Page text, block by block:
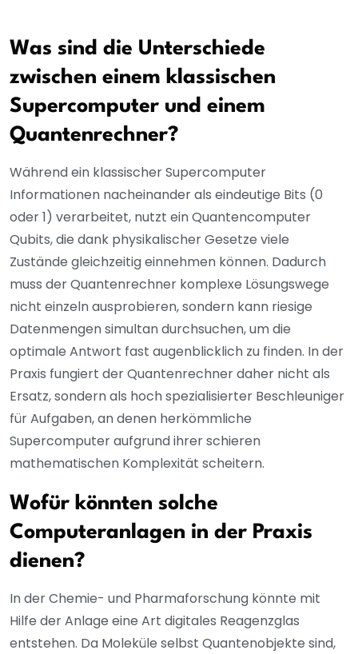
Was sind die Unterschiede
zwischen einem klassischen
Supercomputer und einem
Quantenrechner?
Während ein klassischer Supercomputer
Informationen nacheinander als eindeutige Bits (0
oder 1) verarbeitet, nutzt ein Quantencomputer
Qubits, die dank physikalischer Gesetze viele
Zustände gleichzeitig einnehmen können. Dadurch
muss der Quantenrechner komplexe Lösungswege
nicht einzeln ausprobieren, sondern kann riesige
Datenmengen simultan durchsuchen, um die
optimale Antwort fast augenblicklich zu finden. In der
Praxis fungiert der Quantenrechner daher nicht als
Ersatz, sondern als hoch spezialisierter Beschleuniger
für Aufgaben, an denen herkömmliche
Supercomputer aufgrund ihrer schieren
mathematischen Komplexität scheitern.
Wofür könnten solche
Computeranlagen in der Praxis
dienen?
In der Chemie- und Pharmaforschung könnte mit
Hilfe der Anlage eine Art digitales Reagenzglas
entstehen. Da Moleküle selbst Quantenobjekte sind,